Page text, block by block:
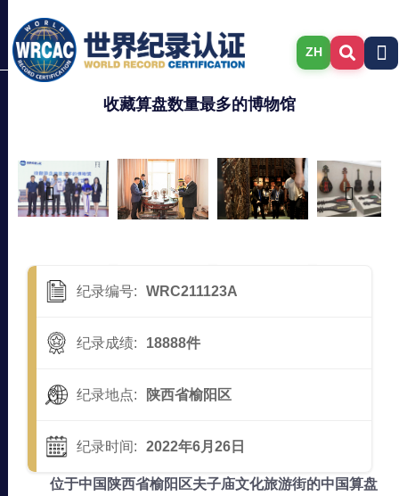
ZH
收藏算盘数量最多的博物馆
纪录编号: WRC211123A
纪录成绩: 18888件
纪录地点: 陕西省榆阳区
纪录时间: 2022年6月26日
位于中国陕西省榆阳区夫子庙文化旅游街的中国算盘